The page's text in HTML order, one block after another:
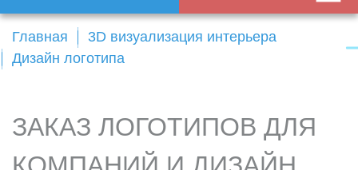
Главная
3D визуализация интерьера
Дизайн логотипа
ЗАКАЗ ЛОГОТИПОВ ДЛЯ